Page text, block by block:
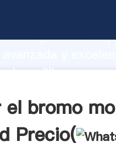
capacidad de
de rodillos
el bromo
Precio(